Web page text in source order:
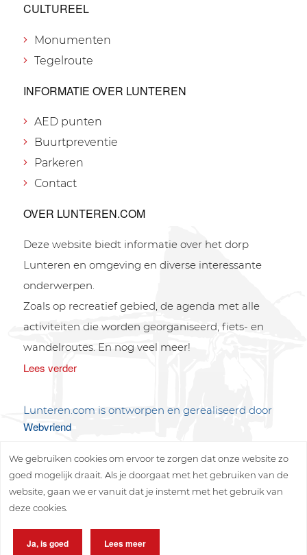
CULTUREEL
Monumenten
Tegelroute
INFORMATIE OVER LUNTEREN
AED punten
Buurtpreventie
Parkeren
Contact
OVER LUNTEREN.COM
Deze website biedt informatie over het dorp
Lunteren en omgeving en diverse interessante
onderwerpen.
Zoals op recreatief gebied, de agenda met alle
activiteiten die worden georganiseerd, fiets- en
wandelroutes. En nog veel meer!
Lees verder
Lunteren.com is ontworpen en gerealiseerd door
Webvriend
We gebruiken cookies om ervoor te zorgen dat onze website zo
goed mogelijk draait. Als je doorgaat met het gebruiken van de
website, gaan we er vanuit dat je instemt met het gebruik van
deze cookies.
Ja, is goed Lees meer